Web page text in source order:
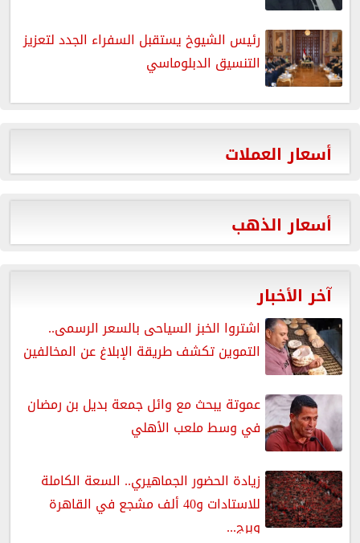
رئيس الشيوخ يستقبل السفراء الجدد لتعزيز
التنسيق الدبلوماسي
أسعار العملات
أسعار الذهب
آخر الأخبار
اشتروا الخبز السياحى بالسعر الرسمى..
التموين تكشف طريقة الإبلاغ عن المخالفين
عموتة يبحث مع وائل جمعة بديل بن رمضان
في وسط ملعب الأهلي
زيادة الحضور الجماهيري.. السعة الكاملة
للاستادات و40 ألف مشجع في القاهرة
وبرج...